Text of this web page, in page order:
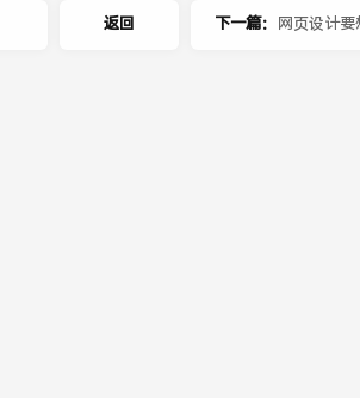
下一篇： 网页设计
返回